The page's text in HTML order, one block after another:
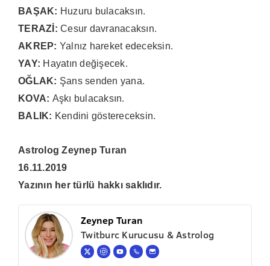
BAŞAK: Huzuru bulacaksın.
TERAZİ: Cesur davranacaksın.
AKREP: Yalnız hareket edeceksin.
YAY: Hayatın değişecek.
OĞLAK: Şans senden yana.
KOVA: Aşkı bulacaksın.
BALIK: Kendini göstereceksin.
Astrolog Zeynep Turan
16.11.2019
Yazının her türlü hakkı saklıdır.
Zeynep Turan
Twitburc Kurucusu & Astrolog